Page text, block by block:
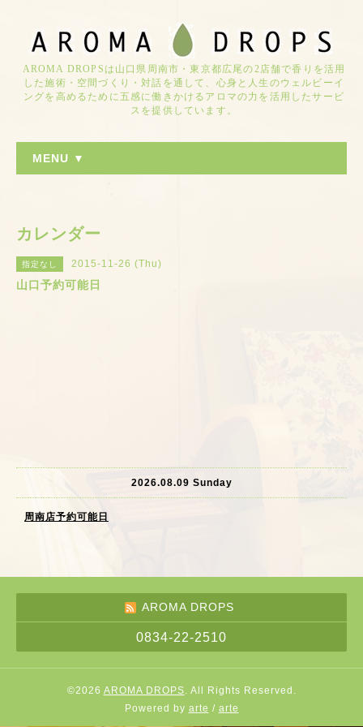
AROMA DROPSは山口県周南市・東京都広尾の2店舗で香りを活用
した施術・空間づくり・対話を通して、心身と人生のウェルビーイ
ングを高めるために五感に働きかけるアロマの力を活用したサービ
スを提供しています。
MENU ▼
カレンダー
指定なし 2015-11-26 (Thu)
山口予約可能日
2026.08.09 Sunday
周南店予約可能日
AROMA DROPS
0834-22-2510
©2026 AROMA DROPS. All Rights Reserved.
Powered by arte / arte